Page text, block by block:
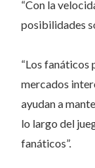
“Con la
posibilidades
“Los fanáticos
mercados
ayudan a
lo largo del
fanáticos”.